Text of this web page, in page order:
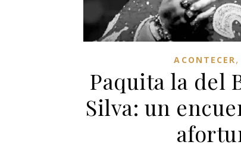
ACONTECER,
Paquita la del
Silva: un